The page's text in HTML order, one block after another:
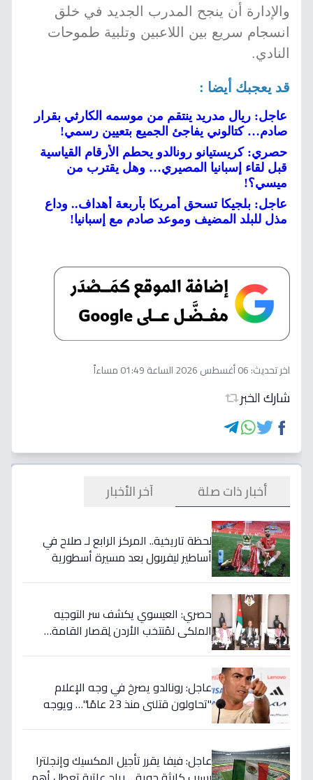
والإدارة أن ينجح المدرب الجديد في خلق
انسجام سريع بين اللاعبين وتلبية طموحات
النادي.
قد يعجبك أيضا :
عاجل: ريال مدريد ينتقم من موسمه الكارثي بقرار
صادم… كتالوني يفاجئ الجميع بتعيين رسمي!
حصري: كريستيانو رونالدو يحطم الأرقام القياسية
قبل لقاء إسبانيا المصيري… وهل يقترب من
ميسي؟!
عاجل: بلجيكا تسحق أمريكا بأربعة أهداف.. وداع
مذل للبلد المضيف وموعد صادم مع إسبانيا!
اخر تحديث:06 أغسطس 2026 الساعة 01:49 مساءاً
شارك الخبر
أخبار ذات صلة آخر الأخبار
لحظة تاريخية.. المركز الرابع لـ صلاح في
أساطير ليفربول بعد مسيرة أسطورية
حصري: العيسوي يكشف سر التوجيه
الملكي لمُنتخب الأردن لِقصار القامة…
عاجل: رونالدو يصرخ في وجه الإعلام
"تحاولون قتلني منذ 23 عامًا"… ويوجه
عاجل: فيفا يقرر تأجيل المكسيك وإنجلترا